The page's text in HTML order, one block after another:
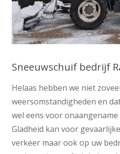
Sneeuwschuif bedrijf
Helaas hebben we niet
weersomstandigheden en
wel eens voor
Gladheid kan voor
verkeer maar ook op uw